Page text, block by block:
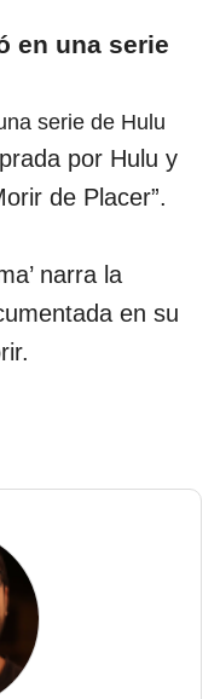
en una serie
por Hulu y
de Placer”.
narra la
en su